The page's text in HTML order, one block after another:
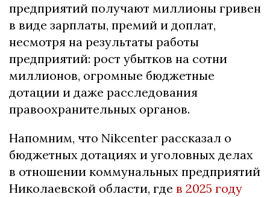
предприятий получают миллионы гривен
в виде зарплаты, премий и доплат,
несмотря на результаты работы
предприятий: рост убытков на сотни
миллионов, огромные бюджетные
дотации и даже расследования
правоохранительных органов.
Напомним, что Nikcenter рассказал о
бюджетных дотациях и уголовных делах
в отношении коммунальных предприятий
Николаевской области, где в 2025 году